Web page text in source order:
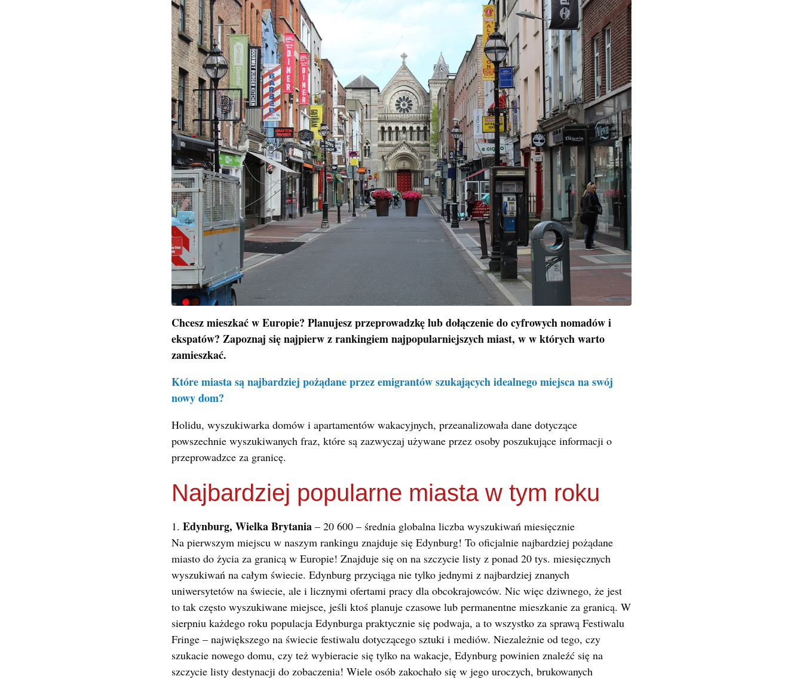
Chcesz mieszkać w Europie? Planujesz przeprowadzkę lub dołączenie do cyfrowych nomadów i
ekspatów? Zapoznaj się najpierw z rankingiem najpopularniejszych miast, w w których warto
zamieszkać.
Które miasta są najbardziej pożądane przez emigrantów szukających idealnego miejsca na swój
nowy dom?
Holidu, wyszukiwarka domów i apartamentów wakacyjnych, przeanalizowała dane dotyczące
powszechnie wyszukiwanych fraz, które są zazwyczaj używane przez osoby poszukujące informacji o
przeprowadzce za granicę.
Najbardziej popularne miasta w tym roku
1. Edynburg, Wielka Brytania – 20 600 – średnia globalna liczba wyszukiwań miesięcznie
Na pierwszym miejscu w naszym rankingu znajduje się Edynburg! To oficjalnie najbardziej pożądane
miasto do życia za granicą w Europie! Znajduje się on na szczycie listy z ponad 20 tys. miesięcznych
wyszukiwań na całym świecie. Edynburg przyciąga nie tylko jednymi z najbardziej znanych
uniwersytetów na świecie, ale i licznymi ofertami pracy dla obcokrajowców. Nic więc dziwnego, że jest
to tak często wyszukiwane miejsce, jeśli ktoś planuje czasowe lub permanentne mieszkanie za granicą. W
sierpniu każdego roku populacja Edynburga praktycznie się podwaja, a to wszystko za sprawą Festiwalu
Fringe – największego na świecie festiwalu dotyczącego sztuki i mediów. Niezależnie od tego, czy
szukacie nowego domu, czy też wybieracie się tylko na wakacje, Edynburg powinien znaleźć się na
szczycie listy destynacji do zobaczenia! Wiele osób zakochało się w jego uroczych, brukowanych